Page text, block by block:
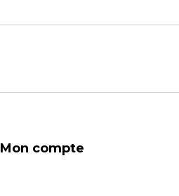
Mon compte